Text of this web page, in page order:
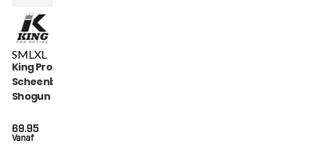
SML XL
King Pro Boxing
Scheenbeschermers
Shogun Series (KPB
Vanaf
69.95